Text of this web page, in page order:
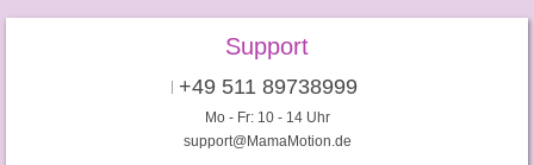
Support
+49 511 89738999
Mo - Fr: 10 - 14 Uhr
support@MamaMotion.de